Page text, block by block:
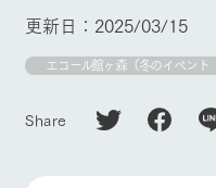
本日の営業時間
や牧場の天気、
ガーデンの開花
状況などを毎日
施設・体
牧場に行く
私たちの取り組み
更新日：2025/03/15
エコール館ヶ森（冬のイベント
Share